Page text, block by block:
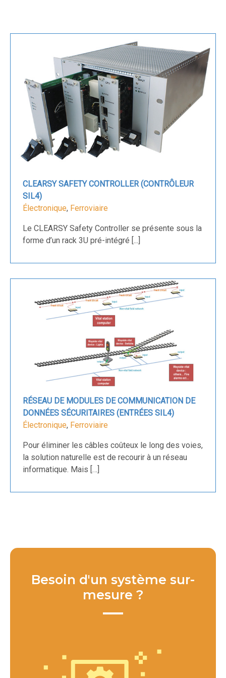
CLEARSY SAFETY CONTROLLER (CONTRÔLEUR
SIL4)
Électronique, Ferroviaire
Le CLEARSY Safety Controller se présente sous la
forme d’un rack 3U pré-intégré [...]
RÉSEAU DE MODULES DE COMMUNICATION DE
DONNÉES SÉCURITAIRES (ENTRÉES SIL4)
Électronique, Ferroviaire
Pour éliminer les câbles coûteux le long des voies,
la solution naturelle est de recourir à un réseau
informatique. Mais […]
Besoin d'un système sur-
mesure ?